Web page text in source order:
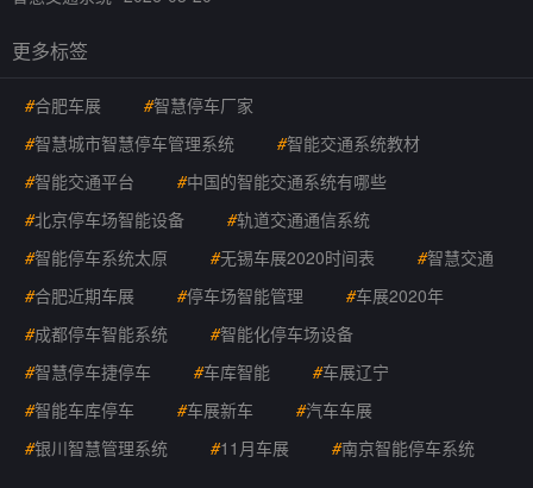
更多标签
#合肥车展 #智慧停车厂家
#智慧城市智慧停车管理系统 #智能交通系统教材
#智能交通平台 #中国的智能交通系统有哪些
#北京停车场智能设备 #轨道交通通信系统
#智能停车系统太原 #无锡车展2020时间表 #智慧交通
#合肥近期车展 #停车场智能管理 #车展2020年
#成都停车智能系统 #智能化停车场设备
#智慧停车捷停车 #车库智能 #车展辽宁
#智能车库停车 #车展新车 #汽车车展
#银川智慧管理系统 #11月车展 #南京智能停车系统